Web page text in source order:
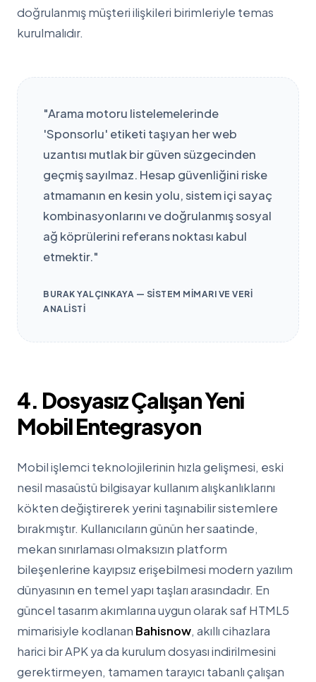
doğrulanmış müşteri ilişkileri birimleriyle temas
kurulmalıdır.
"Arama motoru listelemelerinde
'Sponsorlu' etiketi taşıyan her web
uzantısı mutlak bir güven süzgecinden
geçmiş sayılmaz. Hesap güvenliğini riske
atmamanın en kesin yolu, sistem içi sayaç
kombinasyonlarını ve doğrulanmış sosyal
ağ köprülerini referans noktası kabul
etmektir."
BURAK YALÇINKAYA — SISTEM MIMARI VE VERI
ANALISTI
4. Dosyasız Çalışan Yeni
Mobil Entegrasyon
Mobil işlemci teknolojilerinin hızla gelişmesi, eski
nesil masaüstü bilgisayar kullanım alışkanlıklarını
kökten değiştirerek yerini taşınabilir sistemlere
bırakmıştır. Kullanıcıların günün her saatinde,
mekan sınırlaması olmaksızın platform
bileşenlerine kayıpsız erişebilmesi modern yazılım
dünyasının en temel yapı taşları arasındadır. En
güncel tasarım akımlarına uygun olarak saf HTML5
mimarisiyle kodlanan Bahisnow, akıllı cihazlara
harici bir APK ya da kurulum dosyası indirilmesini
gerektirmeyen, tamamen tarayıcı tabanlı çalışan